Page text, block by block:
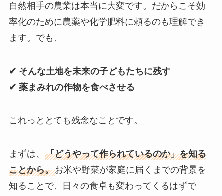
自然相手の農業は本当に大変です。だからこそ効
率化のために農薬や化学肥料に頼るのも理解でき
ます。でも、
✔ そんな土地を未来の子どもたちに残す
✔ 薬まみれの作物を食べさせる
これっととても残念なことです。
まずは、 「どうやって作られているのか」を知る
ことから。お米や野菜が家庭に届くまでの背景を
知ることで、日々の食卓も変わってくるはずで